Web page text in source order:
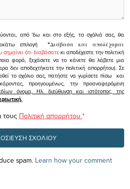
από 'δω και στο εξής, τα σχόλιά σας, θα
επιλογή
"Διάβασα και αποδέχομαι
σημαίνει ότι διαβάσατεκι αποδέχεστε την πολιτική
φορά, ξεχάσετε να το κάνετε θα λάβετε μια
δεν αποδεχτήκατε την πολιτική απορρήτου). Σε
το σχόλιο σας, πατήστε να γυρίσετε πίσω και
προηγουμένως, την προαναφερόμενη
όνομα, Ηλ. διεύθυνση και ιστότοπος, της
τους Πολιτική απορρήτου *
spam. Learn how your comment